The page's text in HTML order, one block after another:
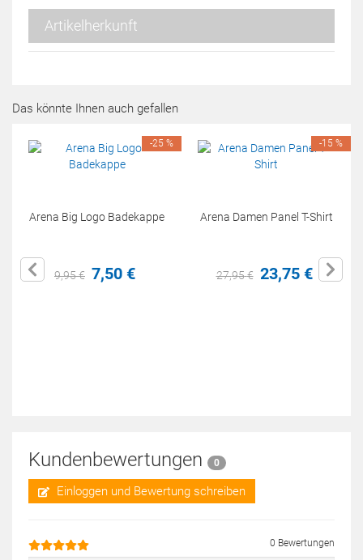
Artikelherkunft
Das könnte Ihnen auch gefallen
Arena Big Logo Badekappe
9,95€ 7,50 €
-25 %
Arena Damen Panel T-Shirt
27,95€ 23,75 €
-15 %
Kundenbewertungen 0
Einloggen und Bewertung schreiben
0 Bewertungen